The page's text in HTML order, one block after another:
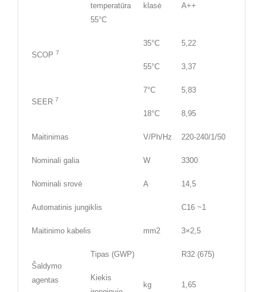
temperatūra
55°C
klasė A++
SCOP 7
35°C 5,22
55°C 3,37
SEER 7
7°C 5,83
18°C 8,95
Maitinimas V/Ph/Hz 220-240/1/50
Nominali galia W 3300
Nominali srovė A 14,5
Automatinis jungiklis C16 ~1
Maitinimo kabelis mm2 3×2,5
Šaldymo
agentas
Tipas (GWP) R32 (675)
Kiekis
kg 1,65